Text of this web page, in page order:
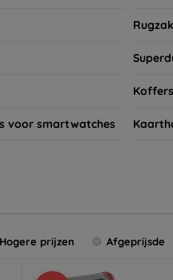
voor smartwatches
Hogere prijzen Afgeprijsde